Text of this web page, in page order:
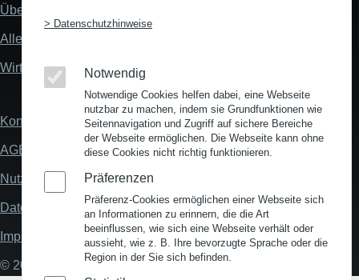
Fußzeile
Links
Über uns
Alles zum Thema Standortanalyse
Wirtschaftsstandort Deutschland
Fußzeile
Kontakt
AGB
Nutzungsbedingungen
Datenschutz
Impressum
© 2026 My Business Location
> Datenschutzhinweise
Notwendig
Notwendige Cookies helfen dabei, eine Webseite
nutzbar zu machen, indem sie Grundfunktionen wie
Seitennavigation und Zugriff auf sichere Bereiche
der Webseite ermöglichen. Die Webseite kann ohne
diese Cookies nicht richtig funktionieren.
Präferenzen
Präferenz-Cookies ermöglichen einer Webseite sich
an Informationen zu erinnern, die die Art
beeinflussen, wie sich eine Webseite verhält oder
aussieht, wie z. B. Ihre bevorzugte Sprache oder die
Region in der Sie sich befinden.